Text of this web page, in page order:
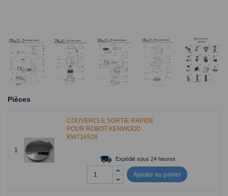
Pièces
1
COUVERCLE SORTIE RAPIDE
POUR ROBOT KENWOOD
KW716528
Expédié sous 24 heures
Ajouter au panier